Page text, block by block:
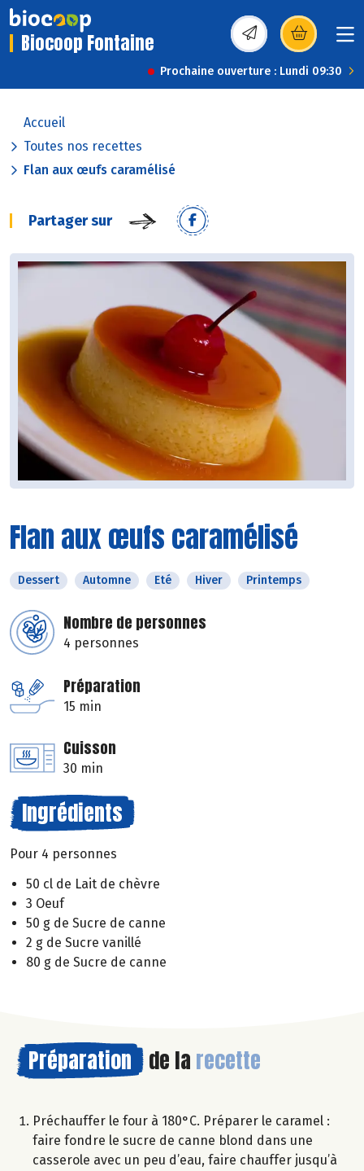
Biocoop Fontaine (s’ouvre dans une
Prochaine ouverture : Lundi 09:30
Accueil
Toutes nos recettes
Flan aux œufs caramélisé
Partager sur
Flan aux œufs caramélisé
Dessert Automne Eté Hiver Printemps
Nombre de personnes
4 personnes
Préparation
15 min
Cuisson
30 min
Ingrédients
Pour 4 personnes
50 cl de Lait de chèvre
3 Oeuf
50 g de Sucre de canne
2 g de Sucre vanillé
80 g de Sucre de canne
Préparation de la recette
Préchauffer le four à 180°C. Préparer le caramel :
faire fondre le sucre de canne blond dans une
casserole avec un peu d’eau, faire chauffer jusqu’à